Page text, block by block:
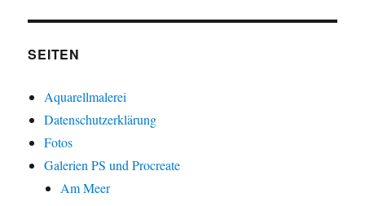
SEITEN
Aquarellmalerei
Datenschutzerklärung
Fotos
Galerien PS und Procreate
Am Meer